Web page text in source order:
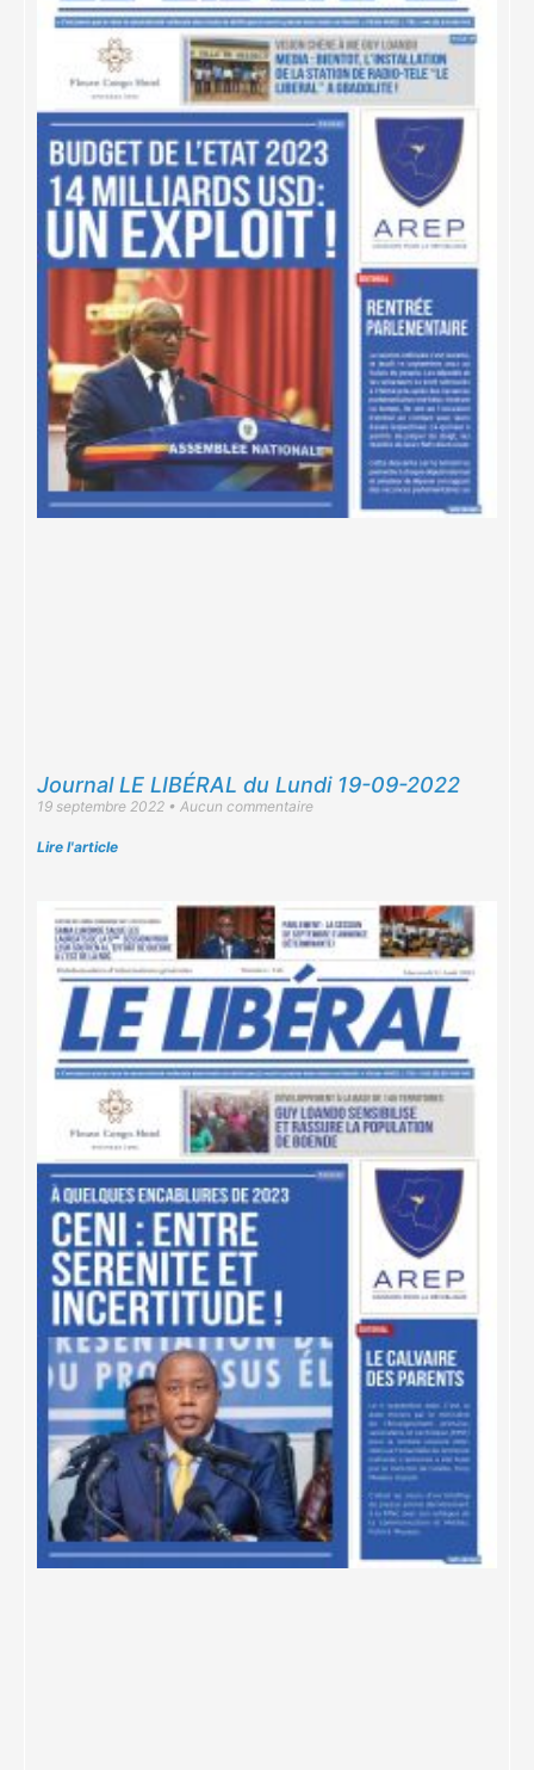
Journal LE LIBÉRAL du Lundi 19-09-2022
19 septembre 2022 Aucun commentaire
Lire l'article